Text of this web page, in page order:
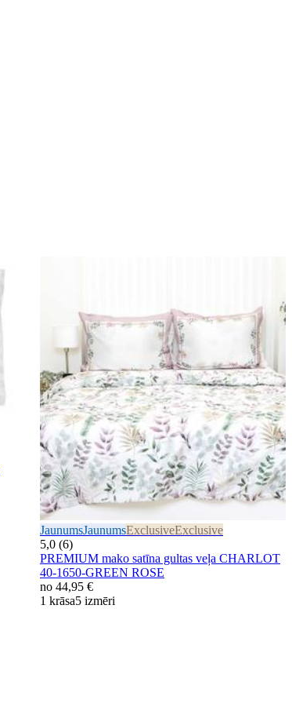
JaunumsJaunumsExclusiveExclusive
5,0 (6)
PREMIUM mako satīna gultas veļa CHARLOT
40-1650-GREEN ROSE
no 44,95 €
1 krāsa5 izmēri